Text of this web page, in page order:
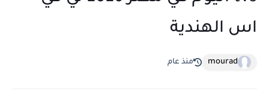
اس الهندية
mourad منذ عام